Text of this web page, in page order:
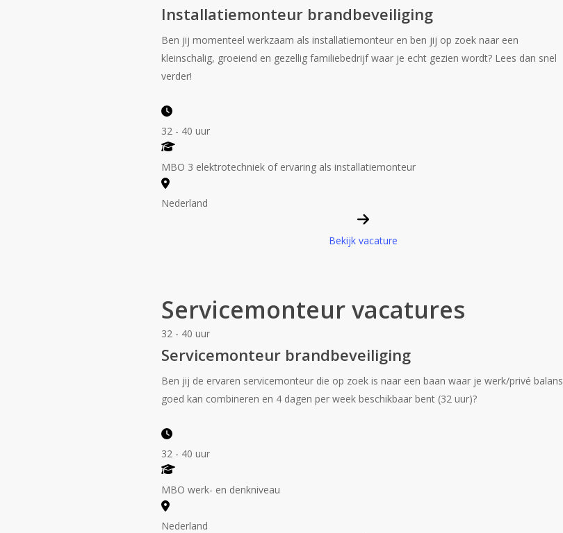
Installatiemonteur brandbeveiliging
Ben jij momenteel werkzaam als installatiemonteur en ben jij op zoek naar een
kleinschalig, groeiend en gezellig familiebedrijf waar je echt gezien wordt? Lees dan snel
verder!
32 - 40 uur
MBO 3 elektrotechniek of ervaring als installatiemonteur
Nederland
Bekijk vacature
Servicemonteur vacatures
32 - 40 uur
Servicemonteur brandbeveiliging
Ben jij de ervaren servicemonteur die op zoek is naar een baan waar je werk/privé balans
goed kan combineren en 4 dagen per week beschikbaar bent (32 uur)?
32 - 40 uur
MBO werk- en denkniveau
Nederland